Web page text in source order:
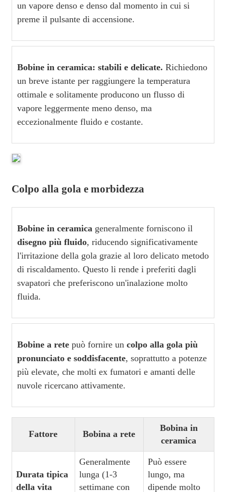
un vapore denso e denso dal momento in cui si
preme il pulsante di accensione.
Bobine in ceramica: stabili e delicate. Richiedono
un breve istante per raggiungere la temperatura
ottimale e solitamente producono un flusso di
vapore leggermente meno denso, ma
eccezionalmente fluido e costante.
Colpo alla gola e morbidezza
Bobine in ceramicageneralmente forniscono il
disegno più fluido, riducendo significativamente
l'irritazione della gola grazie al loro delicato metodo
di riscaldamento. Questo li rende i preferiti dagli
svapatori che preferiscono un'inalazione molto
fluida.
Bobine a retepuò fornire un colpo alla gola più
pronunciato e soddisfacente, soprattutto a potenze
più elevate, che molti ex fumatori e amanti delle
nuvole ricercano attivamente.
Fattore Bobina a rete
Bobina in
ceramica
Durata tipica
della vita
Generalmente
lunga (1-3
settimane con
Può essere
lungo, ma
dipende molto